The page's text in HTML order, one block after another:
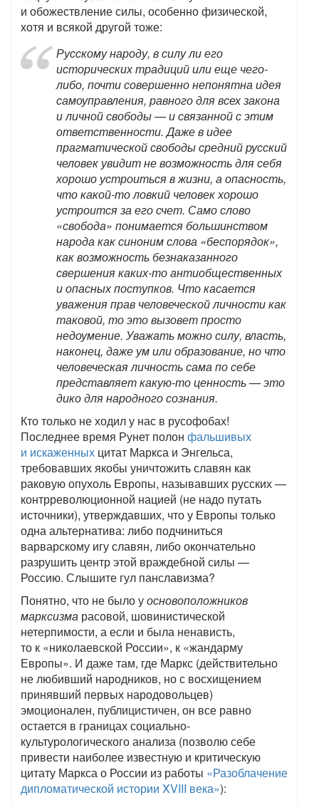
и обожествление силы, особенно физической,
хотя и всякой другой тоже:
Русскому народу, в силу ли его
исторических традиций или еще чего-
либо, почти совершенно непонятна идея
самоуправления, равного для всех закона
и личной свободы — и связанной с этим
ответственности. Даже в идее
прагматической свободы средний русский
человек увидит не возможность для себя
хорошо устроиться в жизни, а опасность,
что какой-то ловкий человек хорошо
устроится за его счет. Само слово
«свобода» понимается большинством
народа как синоним слова «беспорядок»,
как возможность безнаказанного
свершения каких-то антиобщественных
и опасных поступков. Что касается
уважения прав человеческой личности как
таковой, то это вызовет просто
недоумение. Уважать можно силу, власть,
наконец, даже ум или образование, но что
человеческая личность сама по себе
представляет какую-то ценность — это
дико для народного сознания.
Кто только не ходил у нас в русофобах!
Последнее время Рунет полон фальшивых
и искаженных цитат Маркса и Энгельса,
требовавших якобы уничтожить славян как
раковую опухоль Европы, называвших русских —
контрреволюционной нацией (не надо путать
источники), утверждавших, что у Европы только
одна альтернатива: либо подчиниться
варварскому игу славян, либо окончательно
разрушить центр этой враждебной силы —
Россию. Слышите гул панславизма?
Понятно, что не было уосновоположников
марксизма расовой, шовинистической
нетерпимости, а если и была ненависть,
то к «николаевской России», к «жандарму
Европы». И даже там, где Маркс (действительно
не любивший народников, но с восхищением
принявший первых народовольцев)
эмоционален, публицистичен, он все равно
остается в границах социально-
культурологического анализа (позволю себе
привести наиболее известную и критическую
цитату Маркса о России из работы «Разоблачение
дипломатической истории XVIII века»):